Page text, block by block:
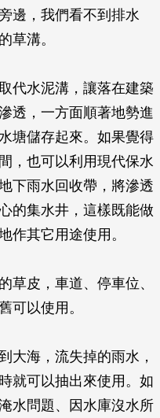
邊，我們看不到排水
草溝。
代水泥溝，讓落在建築
透，一方面順著地勢進
塘儲存起來。如果覺得
，也可以利用現代保水
下雨水回收帶，將滲透
的集水井，這樣既能做
作其它用途使用。
草皮，車道、停車位、
可以使用。
大海，流失掉的雨水，
就可以抽出來使用。如
水問題、因水庫沒水所